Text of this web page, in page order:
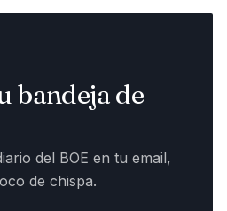
bandeja de
del BOE en tu email,
de chispa.